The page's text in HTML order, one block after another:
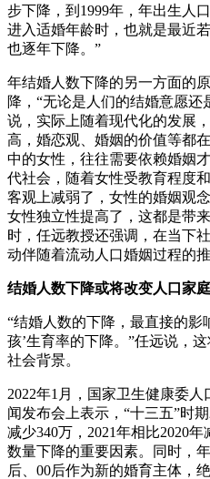
步下降，到1999年，年出生人
进入适婚年龄时，也就是最近
也逐年下降。”
年结婚人数下降的另一方面的
降，“无论是人们的结婚意愿
说，实际上随着现代化的发展
高，婚恋观、婚姻的价值等都
中的女性，往往需要依赖婚姻
代社会，随着女性受教育程度
客观上减弱了，女性的婚姻观
女性独立性提高了，这都是带
时，任远教授还强调，在当下
动伴随着流动人口婚姻过程的
结婚人数下降或将改变人口家
“结婚人数的下降，最直接的影
孩’生育率的下降。”任远说，
社会背景。
2022年1月，国家卫生健康委
闻发布会上表示，“十三五”时
减少340万，2021年相比2020
数量下降的重要因素。同时，
后、00后作为新的婚育主体，